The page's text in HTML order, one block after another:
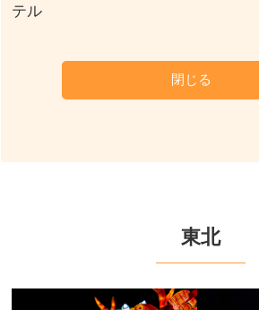
テル
閉じる
東北